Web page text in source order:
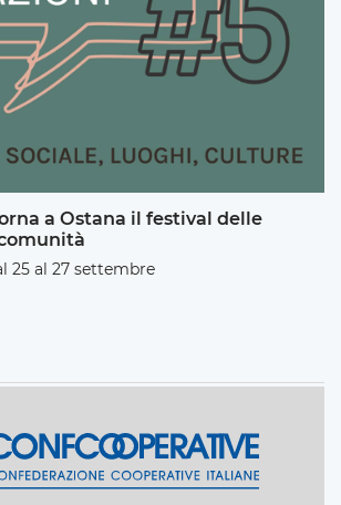
a Ostana il festival delle
25 al 27 settembre